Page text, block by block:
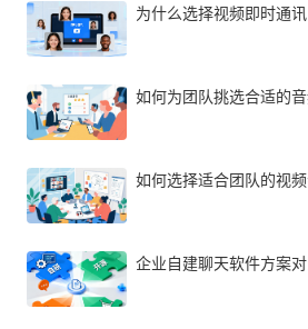
为什么选择视频即时通讯